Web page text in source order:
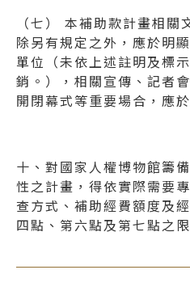
（七） 本補助款計畫相關
除另有規定之外，應於明
單位（未依上述註明及標
銷。），相關宣傳、記者
開閉幕式等重要場合，應
十、對國家人權博物館籌
性之計畫，得依實際需要
查方式、補助經費額度及
四點、第六點及第七點之限